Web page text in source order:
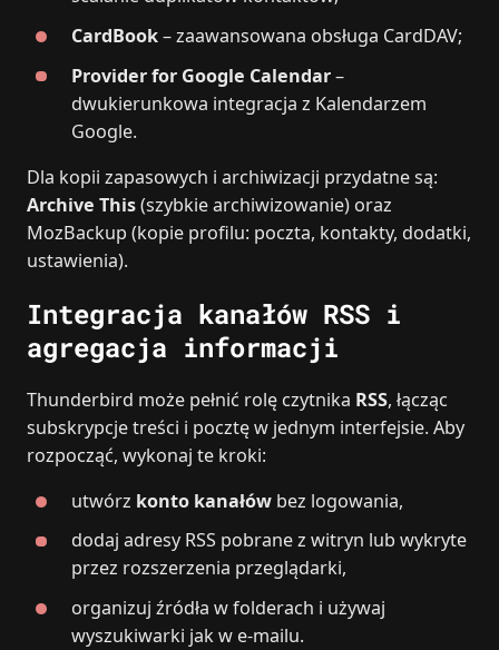
CardBook– zaawansowana obsługa CardDAV;
Provider for Google Calendar–
dwukierunkowa integracja z Kalendarzem
Google.
Dla kopii zapasowych i archiwizacji przydatne są:
Archive This(szybkie archiwizowanie) oraz
MozBackup (kopie profilu: poczta, kontakty, dodatki,
ustawienia).
Integracja kanałów RSS i
agregacja informacji
Thunderbird może pełnić rolę czytnika RSS, łącząc
subskrypcje treści i pocztę w jednym interfejsie. Aby
rozpocząć, wykonaj te kroki:
utwórz konto kanałów bez logowania,
dodaj adresy RSS pobrane z witryn lub wykryte
przez rozszerzenia przeglądarki,
organizuj źródła w folderach i używaj
wyszukiwarki jak w e‑mailu.